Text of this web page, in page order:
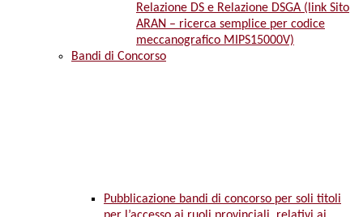
Relazione DS e Relazione DSGA (link Sito
ARAN – ricerca semplice per codice
meccanografico MIPS15000V)
Bandi di Concorso
Pubblicazione bandi di concorso per soli titoli